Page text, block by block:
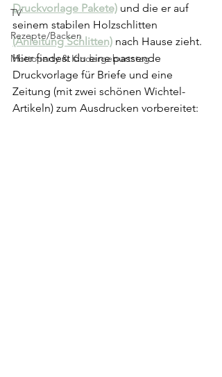
TV
Rezepte/Backen
Mottoparty & Kindergeburtstag
Druckvorlage Pakete) und die er auf
seinem stabilen Holzschlitten
(Anleitung Schlitten) nach Hause zieht.
Hier findest du eine passende
Druckvorlage für Briefe und eine
Zeitung (mit zwei schönen Wichtel-
Artikeln) zum Ausdrucken vorbereitet: